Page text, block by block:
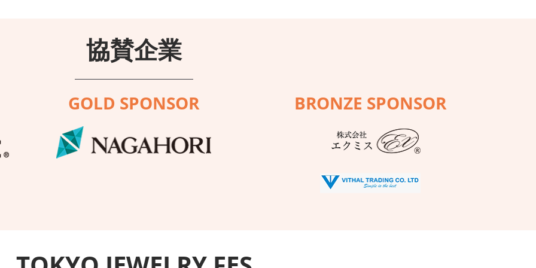
協賛企業
GOLD SPONSOR BRONZE SPONSOR